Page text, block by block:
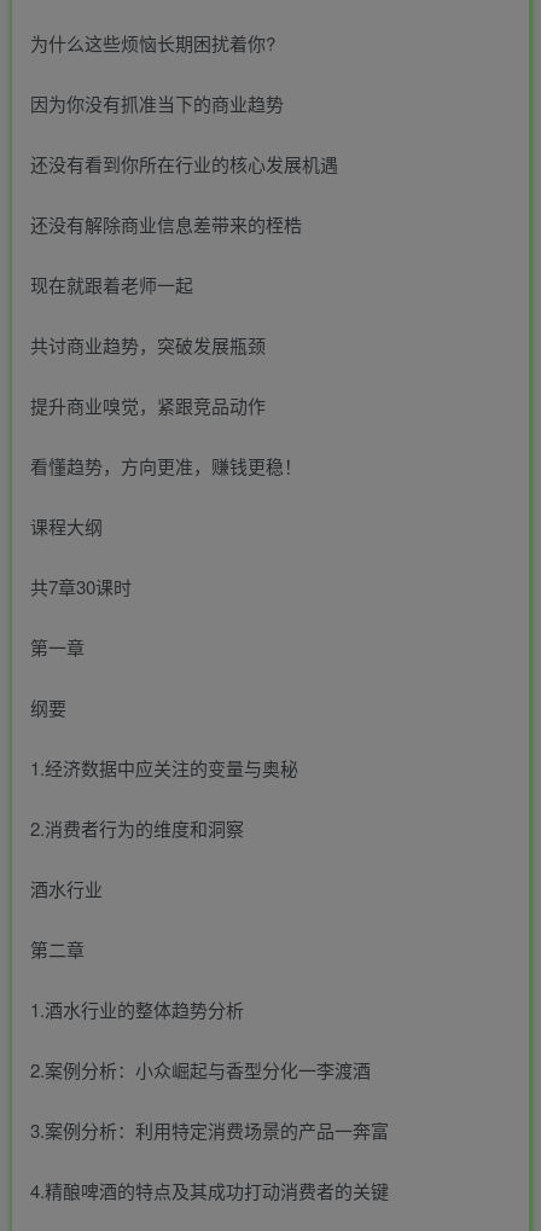
为什么这些烦恼长期困扰着你?
因为你没有抓准当下的商业趋势
还没有看到你所在行业的核心发展机遇
还没有解除商业信息差带来的桎梏
现在就跟着老师一起
共讨商业趋势，突破发展瓶颈
提升商业嗅觉，紧跟竞品动作
看懂趋势，方向更准，赚钱更稳！
课程大纲
共7章30课时
第一章
纲要
1.经济数据中应关注的变量与奥秘
2.消费者行为的维度和洞察
酒水行业
第二章
1.酒水行业的整体趋势分析
2.案例分析：小众崛起与香型分化一李渡酒
3.案例分析：利用特定消费场景的产品一奔富
4.精酿啤酒的特点及其成功打动消费者的关键